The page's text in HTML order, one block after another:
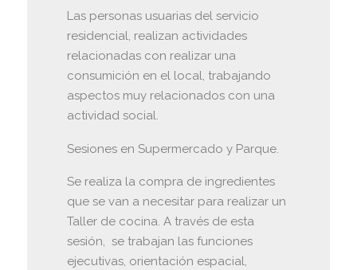
Las personas usuarias del servicio
residencial, realizan actividades
relacionadas con realizar una
consumición en el local, trabajando
aspectos muy relacionados con una
actividad social.
Sesiones en Supermercado y Parque.
Se realiza la compra de ingredientes
que se van a necesitar para realizar un
Taller de cocina. A través de esta
sesión, se trabajan las funciones
ejecutivas, orientación espacial,